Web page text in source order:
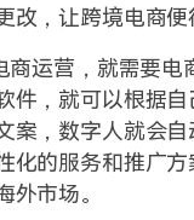
改，让跨境电商便
商运营，就需要
件，就可以根据
案，数字人就会
化的服务和推广
外市场。